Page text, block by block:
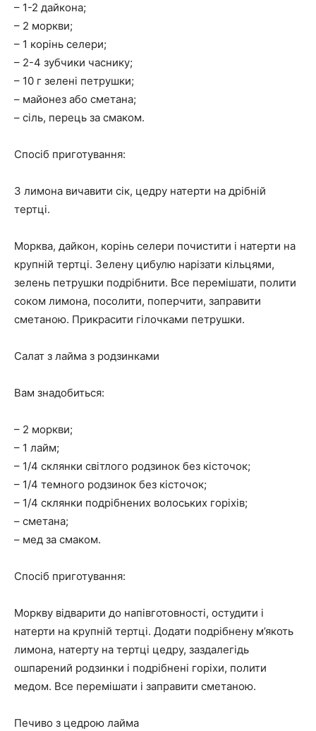
– 1-2 дайкона;
– 2 моркви;
– 1 корінь селери;
– 2-4 зубчики часнику;
– 10 г зелені петрушки;
– майонез або сметана;
– сіль, перець за смаком.
Спосіб приготування:
З лимона вичавити сік, цедру натерти на дрібній
тертці.
Морква, дайкон, корінь селери почистити і натерти на
крупній тертці. Зелену цибулю нарізати кільцями,
зелень петрушки подрібнити. Все перемішати, полити
соком лимона, посолити, поперчити, заправити
сметаною. Прикрасити гілочками петрушки.
Салат з лайма з родзинками
Вам знадобиться:
– 2 моркви;
– 1 лайм;
– 1/4 склянки світлого родзинок без кісточок;
– 1/4 темного родзинок без кісточок;
– 1/4 склянки подрібнених волоських горіхів;
– сметана;
– мед за смаком.
Спосіб приготування:
Моркву відварити до напівготовності, остудити і
натерти на крупній тертці. Додати подрібнену м’якоть
лимона, натерту на тертці цедру, заздалегідь
ошпарений родзинки і подрібнені горіхи, полити
медом. Все перемішати і заправити сметаною.
Печиво з цедрою лайма